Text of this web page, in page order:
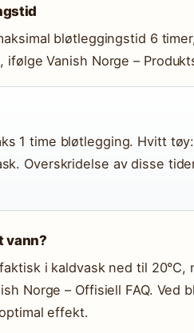
bløtleggingstid 6
ifølge Vanish Norge –
1 time bløtlegging. Hvitt
Overskridelse av disse
vann?
i kaldvask ned til
Norge – Offisiell FAQ. Ved
effekt.